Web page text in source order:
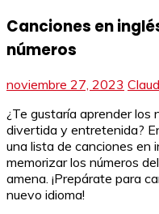
Canciones en
números
noviembre 27, 2023
¿Te gustaría aprender los
divertida y entretenida?
una lista de canciones en
memorizar los números
amena. ¡Prepárate para
nuevo idioma!